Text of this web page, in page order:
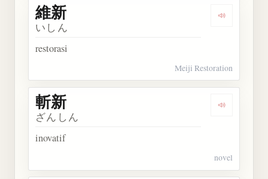
Dengarkan
維新
いしん
restorasi
Meiji Restoration
Dengarkan
斬新
ざんしん
inovatif
novel